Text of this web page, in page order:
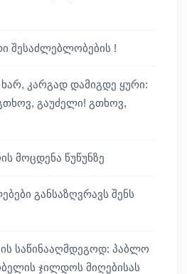
შესაძლებლობების !
კარგად დამიგდე ყური:
გაუძელი! გთხოვ,
მოცდენა წუწუნზე
განსაზღვრავს შენს
საწინააღმდეგოდ: პაბლო
ჯილდოს მიღებისას